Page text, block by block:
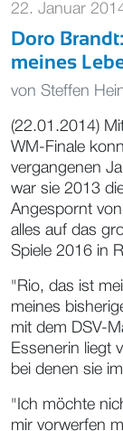
22. Januar
Doro
meines
von Steffen
(22.01.2014)
WM-Finale
vergangenen
war sie 2013
Angespornt
alles auf das
Spiele 2016 in
"Rio, das ist
meines
mit dem DSV-
Essenerin liegt
bei denen sie
"Ich möchte
mir vorwerfen